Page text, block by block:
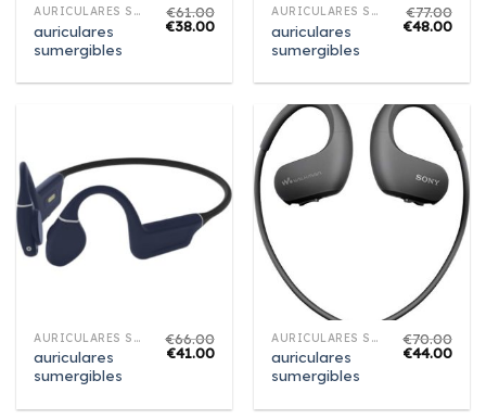
AURICULARES SUMERGIBLES
auriculares
sumergibles
€61.00
€38.00
AURICULARES SUMERGIBLES
auriculares
sumergibles
€77.00
€48.00
AURICULARES SUMERGIBLES
auriculares
sumergibles
€66.00
€41.00
AURICULARES SUMERGIBLES
auriculares
sumergibles
€70.00
€44.00